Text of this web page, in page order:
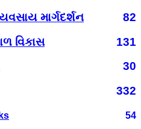
માર્ગદર્શન
82
વિકાસ
131
30
332
54